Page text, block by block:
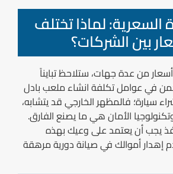
لماذا تختلف
بين الشركات؟
من عدة جهات، ستلاحظ تبايناً
في عوامل تكلفة انشاء ملعب بادل
سيارة؛ فالمظهر الخارجي قد يتشابه،
الأمان هي ما يصنع الفارق.
يجب أن يعتمد على وعيك بهذه
إهدار أموالك في صيانة دورية مرهقة